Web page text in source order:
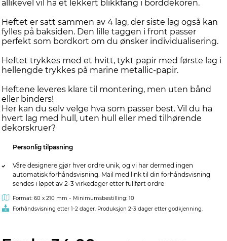
allikevel vil ha et lekkert blikkfang i borddekoren.
Heftet er satt sammen av 4 lag, der siste lag også kan
fylles på baksiden. Den lille taggen i front passer
perfekt som bordkort om du ønsker individualisering.
Heftet trykkes med et hvitt, tykt papir med første lag i
hellengde trykkes på marine metallic-papir.
Heftene leveres klare til montering, men uten bånd
eller binders!
Her kan du selv velge hva som passer best. Vil du ha
hvert lag med hull, uten hull eller med tilhørende
dekorskruer?
Personlig tilpasning
Våre designere gjør hver ordre unik, og vi har dermed ingen
automatisk forhåndsvisning. Mail med link til din forhåndsvisning
sendes i løpet av 2-3 virkedager etter fullført ordre
Format: 60 x 210 mm - Minimumsbestilling: 10
Forhåndsvisning etter 1-2 dager. Produksjon 2-3 dager etter godkjenning.